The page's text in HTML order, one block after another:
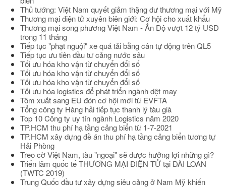
Thủ tướng: Việt Nam quyết giảm thặng dư thương mại với Mỹ
Thương mại điện tử xuyên biên giới: Cơ hội cho xuất khẩu
Thương mại song phương Việt Nam - Ấn Độ vượt 12 tỷ USD
trong 11 tháng
Tiếp tục "phạt nguội" xe quá tải bằng cân tự động trên QL5
Tiếp tục ưu tiên đầu tư cảng nước sâu
Tối ưu hóa kho vận từ chuyển đổi số
Tối ưu hóa kho vận từ chuyển đổi số
Tối ưu hóa kho vận từ chuyển đổi số
Tối ưu hóa logistics để phát triển ngành dệt may
Tôm xuất sang EU đón cơ hội mới từ EVFTA
Tổng công ty Hàng hải tiếp tục thanh lý tàu già
Top 10 Công ty uy tín ngành Logistics năm 2020
TP.HCM thu phí hạ tầng cảng biển từ 1-7-2021
TP.HCM xây dựng đề án thu phí hạ tầng cảng biển tương tự
Hải Phòng
Treo cờ Việt Nam, tàu "ngoại" sẽ được hưởng lợi những gì?
Triển lãm quốc tế THƯƠNG MẠI ĐIỆN TỬ tại ĐÀI LOAN
(TWTC 2019)
Trung Quốc đầu tư xây dựng siêu cảng ở Nam Mỹ khiến